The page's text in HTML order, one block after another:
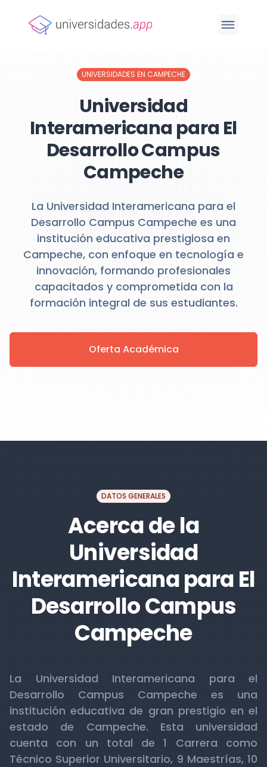
UNIVERSIDADES EN CAMPECHE
Universidad
Interamericana para El
Desarrollo Campus
Campeche
La Universidad Interamericana para el
Desarrollo Campus Campeche es una
institución educativa prestigiosa en
Campeche, con enfoque en tecnología e
innovación, formando profesionales
capacitados y comprometida con la
formación integral de sus estudiantes.
Oferta Académica
DATOS GENERALES
Acerca de la
Universidad
Interamericana para El
Desarrollo Campus
Campeche
La Universidad Interamericana para el
Desarrollo Campus Campeche es una
institución educativa de gran prestigio en el
estado de Campeche. Esta universidad
cuenta con un total de 1 Carrera como
Técnico Superior Universitario, 9 Maestrías, 10